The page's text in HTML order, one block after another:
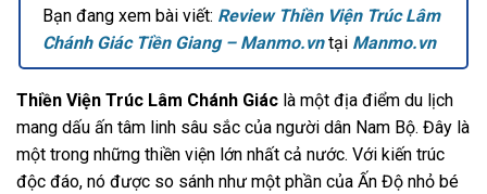
Bạn đang xem bài viết: Review Thiền Viện Trúc Lâm
Chánh Giác Tiền Giang – Manmo.vntại Manmo.vn
Thiền Viện Trúc Lâm Chánh Giác là một địa điểm du lịch
mang dấu ấn tâm linh sâu sắc của người dân Nam Bộ. Đây là
một trong những thiền viện lớn nhất cả nước. Với kiến trúc
độc đáo, nó được so sánh như một phần của Ấn Độ nhỏ bé